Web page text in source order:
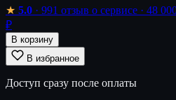
★ 5.0 · 991 отзыв о сервисе · 48
₽
В корзину
В избранное
Доступ сразу после оплаты